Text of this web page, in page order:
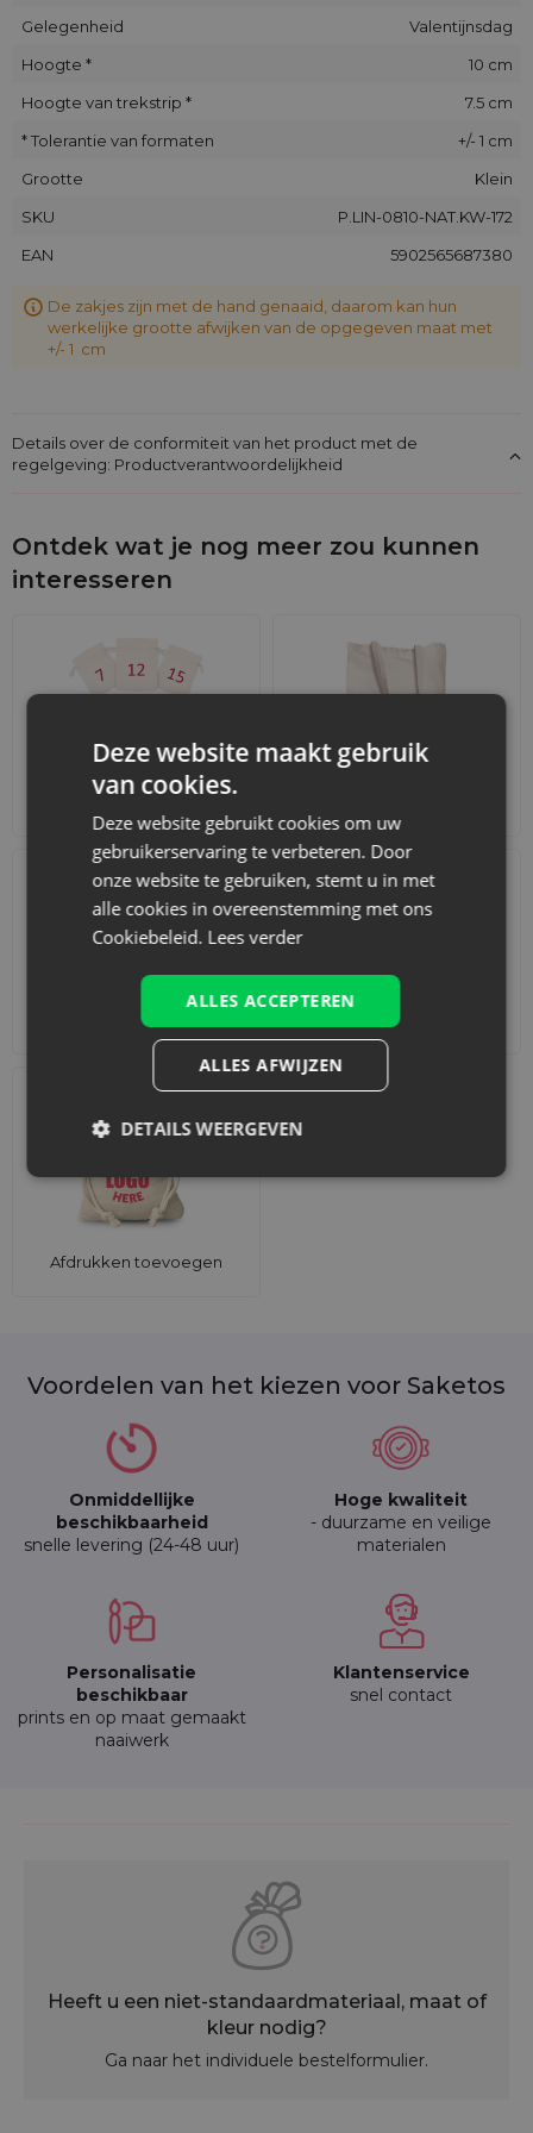
Gelegenheid
Valentijnsdag
Hoogte *
10 cm
Hoogte van trekstrip *
7.5 cm
* Tolerantie van formaten
+/- 1 cm
Grootte
Klein
SKU
P.LIN-0810-NAT.KW-172
EAN
5902565687380
De zakjes zijn met de hand genaaid, daarom kan hun
werkelijke grootte afwijken van de opgegeven maat met
+/- 1 cm
Details over de conformiteit van het product met de
regelgeving: Productverantwoordelijkheid
Ontdek wat je nog meer zou kunnen
interesseren
Accessoires en decoraties Sets
Afdrukken toevoegen
Voordelen van het kiezen voor Saketos
Onmiddellijke
beschikbaarheid
snelle levering (24-48 uur)
Hoge kwaliteit
- duurzame en veilige
materialen
Personalisatie
beschikbaar
prints en op maat gemaakt
naaiwerk
Klantenservice
snel contact
Heeft u een niet-standaardmateriaal, maat of
kleur nodig?
Ga naar het individuele bestelformulier.
Deze website maakt gebruik
van cookies.
Deze website gebruikt cookies om uw
gebruikerservaring te verbeteren. Door
onze website te gebruiken, stemt u in met
alle cookies in overeenstemming met ons
Cookiebeleid. Lees verder
ALLES ACCEPTEREN
ALLES AFWIJZEN
DETAILS WEERGEVEN